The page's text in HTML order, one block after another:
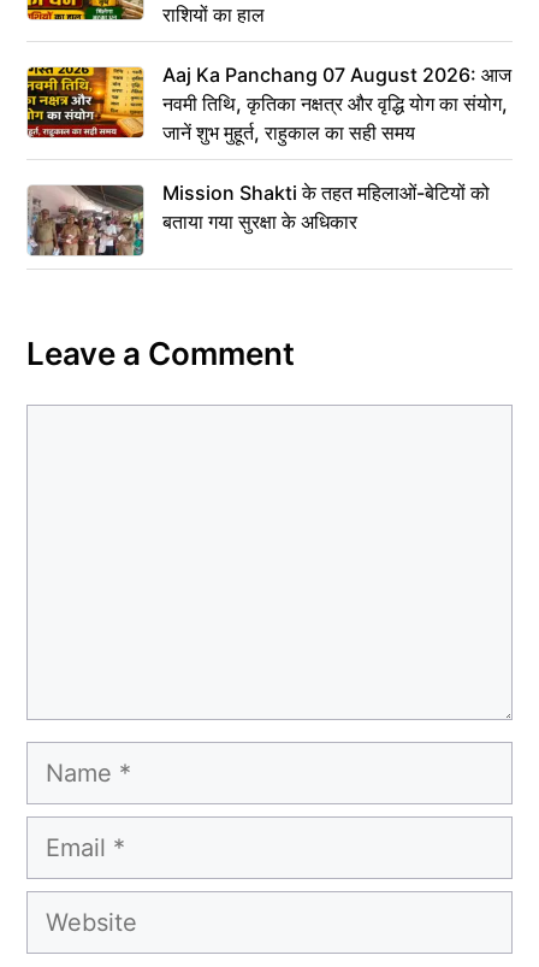
राशियों का हाल
Aaj Ka Panchang 07 August 2026: आज
नवमी तिथि, कृतिका नक्षत्र और वृद्धि योग का संयोग,
जानें शुभ मुहूर्त, राहुकाल का सही समय
Mission Shakti के तहत महिलाओं-बेटियों को
बताया गया सुरक्षा के अधिकार
Leave a Comment
Name
Email
Website